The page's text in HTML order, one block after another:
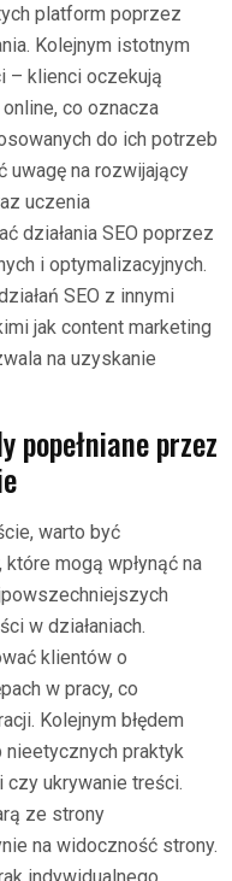
platform poprzez
Kolejnym istotnym
– klienci oczekują
co oznacza
do ich potrzeb
uwagę na rozwijający
uczenia
działania SEO poprzez
i optymalizacyjnych.
SEO z innymi
jak content marketing
na uzyskanie
popełniane przez
warto być
mogą wpłynąć na
w działaniach.
klientów o
w pracy, co
Kolejnym błędem
praktyk
czy ukrywanie treści.
ze strony
na widoczność strony.